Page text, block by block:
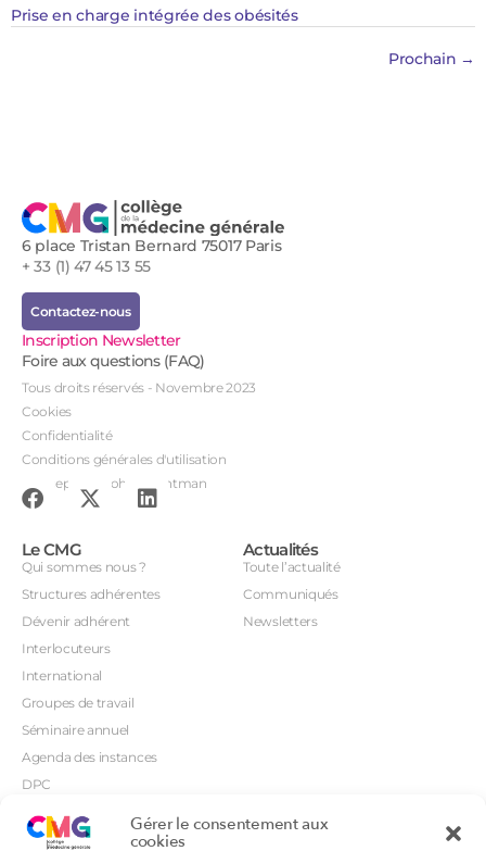
Gérer le consentement aux
cookies
Prise en charge intégrée des obésités
Prochain →
6 place Tristan Bernard 75017 Paris
+ 33 (1) 47 45 13 55
Contactez-nous
Inscription Newsletter
Foire aux questions (FAQ)
Tous droits réservés - Novembre 2023
Cookies
Confidentialité
Conditions générales d'utilisation
Conception : John Brightman
Le CMG
Qui sommes nous ?
Structures adhérentes
Dévenir adhérent
Interlocuteurs
International
Groupes de travail
Séminaire annuel
Agenda des instances
DPC
Orientations prioritaires
Actualités
Toute l’actualité
Communiqués
Newsletters